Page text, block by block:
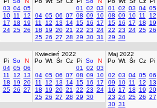
03 04 05
10 11
12
17 18
19
24 25 26
01
02 03
04 05 06 07 08 09
10
11
12 13 14 15 16
17
18
19 20 21 22 23 24
25 26 27 28 29 30 31
01
02 03 04 05
08 09 10 11 12
15 16 17 18 19
22 23 24 25 26
29 30
Pi So
N
04 05 06
11 12
13
18 19 20
25 26 27
Kwiecień 2022
Po Wt Śr Cz Pi So
N
01
02 03
04 05 06 07 08 09
10
11
12 13 14 15 16
17
18
19 20 21 22 23 24
25 26 27 28 29 30
Maj 2022
Po Wt Śr Cz Pi
02 03 04 05 06
09
10 11 12 13
16
17 18 19 20
23 24 25 26 27
30 31